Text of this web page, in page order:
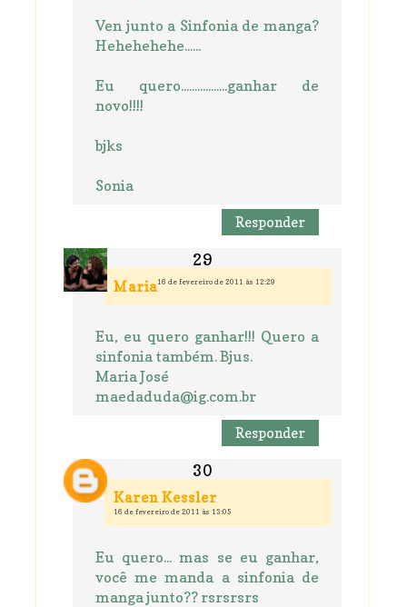
Ven junto a Sinfonia de manga?
Hehehehehe......
Eu quero.................ganhar de
novo!!!!
bjks
Sonia
Responder
Maria16 de fevereiro de 2011 às 12:29
Eu, eu quero ganhar!!! Quero a
sinfonia também. Bjus.
Maria José
maedaduda@ig.com.br
Responder
Karen Kessler
16 de fevereiro de 2011 às 13:05
Eu quero... mas se eu ganhar,
você me manda a sinfonia de
manga junto?? rsrsrsrs